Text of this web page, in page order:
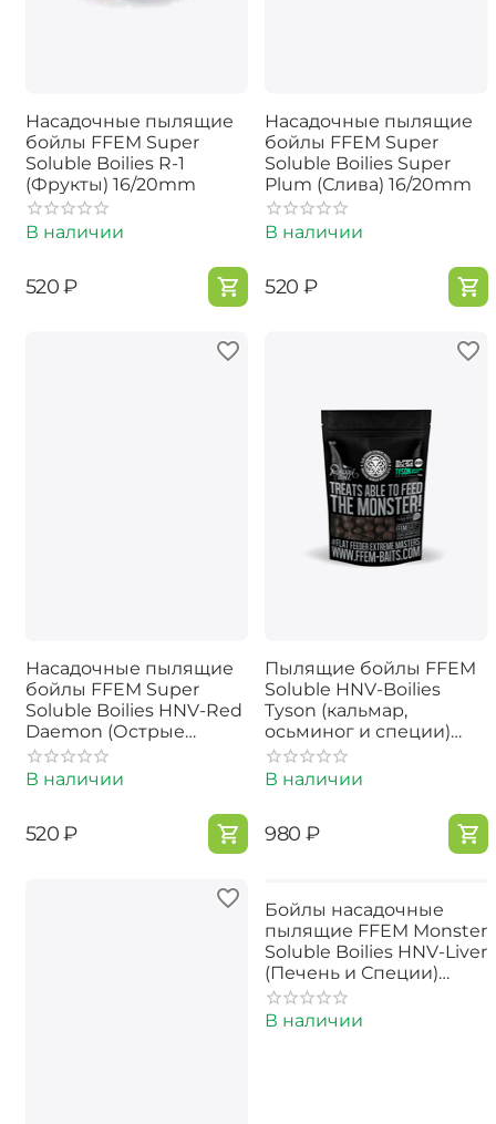
Насадочные пылящие
бойлы FFEM Super
Soluble Boilies R-1
(Фрукты) 16/20mm
В наличии
‍520‍ ₽
Насадочные пылящие
бойлы FFEM Super
Soluble Boilies Super
Plum (Слива) 16/20mm
В наличии
‍520‍ ₽
Насадочные пылящие
бойлы FFEM Super
Soluble Boilies HNV-Red
Dаеmon (Острые
Специи) 16/20mm
В наличии
‍520‍ ₽
Пылящие бойлы FFEM
Soluble HNV-Boilies
Tyson (кальмар,
осьминог и специи)
22mm 1kg
В наличии
‍980‍ ₽
Бойлы насадочные
пылящие FFEM Monster
Soluble Boilies HNV-Liver
(Печень и Специи)
22mm 350г
В наличии